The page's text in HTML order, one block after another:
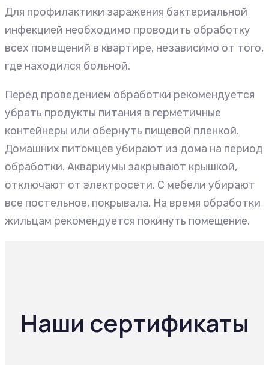
Для профилактики заражения бактериальной
инфекцией необходимо проводить обработку
всех помещений в квартире, независимо от того,
где находился больной.
Перед проведением обработки рекомендуется
убрать продукты питания в герметичные
контейнеры или обернуть пищевой пленкой.
Домашних питомцев убирают из дома на период
обработки. Аквариумы закрывают крышкой,
отключают от электросети. С мебели убирают
все постельное, покрывала. На время обработки
жильцам рекомендуется покинуть помещение.
Наши сертификаты